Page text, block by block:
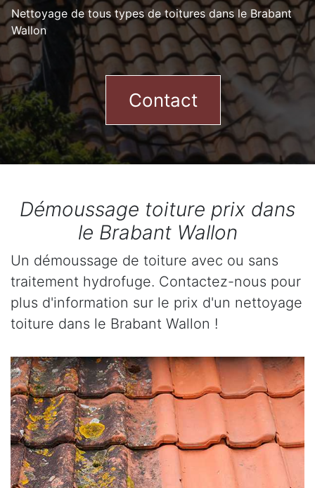
Nettoyage de tous types de toitures dans le Brabant
Wallon
Contact
Démoussage toiture prix dans
le Brabant Wallon
Un démoussage de toiture avec ou sans
traitement hydrofuge. Contactez-nous pour
plus d'information sur le prix d'un nettoyage
toiture dans le Brabant Wallon !